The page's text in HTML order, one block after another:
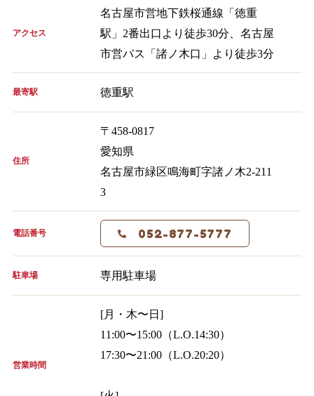
アクセス
名古屋市営地下鉄桜通線「徳重
駅」2番出口より徒歩30分、名古屋
市営バス「諸ノ木口」より徒歩3分
最寄駅 徳重駅
住所
〒458-0817
愛知県
名古屋市緑区鳴海町字諸ノ木2-211
3
電話番号 052-877-5777
駐車場 専用駐車場
営業時間
[月・木〜日]
11:00〜15:00（L.O.14:30）
17:30〜21:00（L.O.20:20）